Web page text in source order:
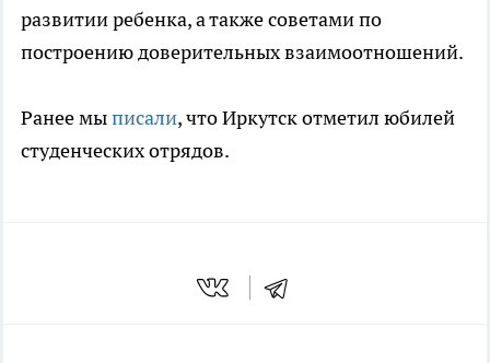
развитии ребенка, а также советами по
построению доверительных взаимоотношений.
Ранее мыписали, что Иркутск отметил юбилей
студенческих отрядов.